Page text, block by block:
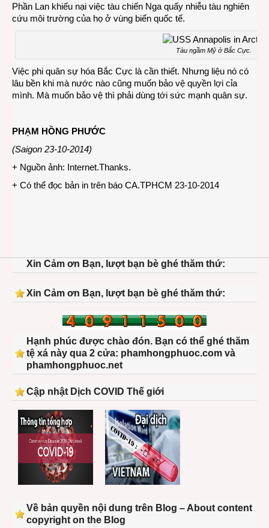
Phần Lan khiếu nại việc tàu chiến Nga quấy nhiễu tàu nghiên
cứu môi trường của họ ở vùng biển quốc tế.
Tàu ngầm Mỹ ở Bắc Cực.
Việc phi quân sự hóa Bắc Cực là cần thiết. Nhưng liệu nó có
lâu bền khi mà nước nào cũng muốn bảo vệ quyền lợi cỉa
mình. Mà muốn bảo vệ thì phải dùng tới sức mạnh quân sự.
PHẠM HỒNG PHƯỚC
(Saigon 23-10-2014)
+ Nguồn ảnh: Internet.Thanks.
+ Có thể đọc bản in trên báo CA.TPHCM 23-10-2014
Xin Cảm ơn Bạn, lượt bạn bè ghé thăm thứ:
Xin Cảm ơn Bạn, lượt bạn bè ghé thăm thứ:
Hạnh phúc được chào đón. Bạn có thể ghé thăm
tệ xá này qua 2 cửa: phamhongphuoc.com và
phamhongphuoc.net
Cập nhật Dịch COVID Thế giới
Về bản quyền nội dung trên Blog – About content
copyright on the Blog